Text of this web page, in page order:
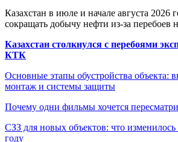
Казахстан в июле и начале августа 2026
сокращать добычу нефти из-за перебоев
Казахстан столкнулся с перебоями
КТК
Основные этапы обустройства объекта:
монтаж и системы защиты
Почему одни фильмы хочется
СЗЗ для новых объектов: что изменилось
году